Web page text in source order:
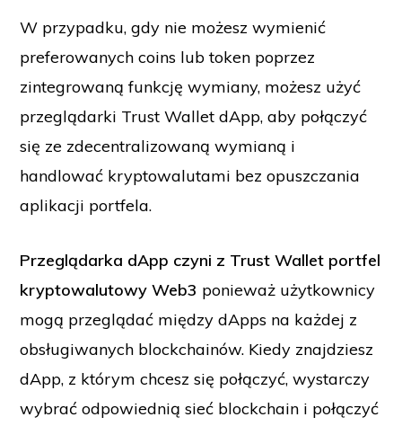
W przypadku, gdy nie możesz wymienić
preferowanych coins lub token poprzez
zintegrowaną funkcję wymiany, możesz użyć
przeglądarki Trust Wallet dApp, aby połączyć
się ze zdecentralizowaną wymianą i
handlować kryptowalutami bez opuszczania
aplikacji portfela.
Przeglądarka dApp czyni z Trust Wallet portfel
kryptowalutowy Web3 ponieważ użytkownicy
mogą przeglądać między dApps na każdej z
obsługiwanych blockchainów. Kiedy znajdziesz
dApp, z którym chcesz się połączyć, wystarczy
wybrać odpowiednią sieć blockchain i połączyć